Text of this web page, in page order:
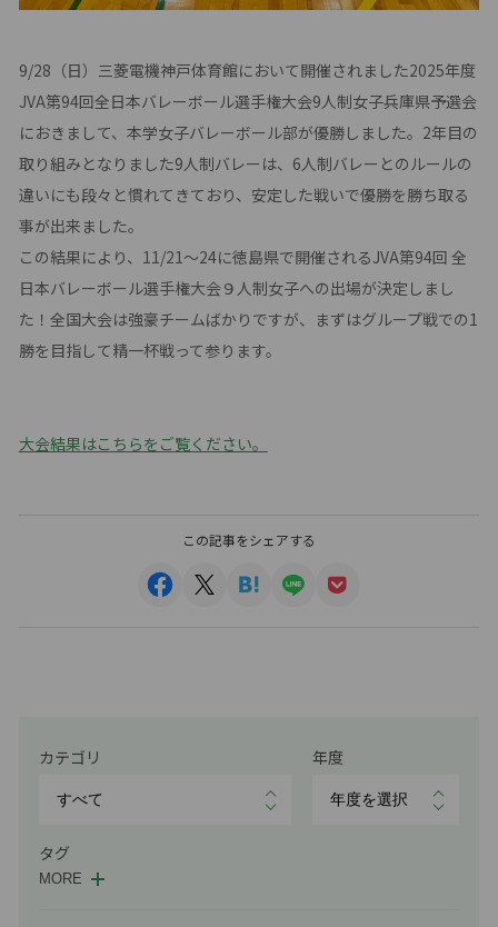
9/28（日）三菱電機神戸体育館において開催されました2025年度
JVA第94回全日本バレーボール選手権大会9人制女子兵庫県予選会
におきまして、本学女子バレーボール部が優勝しました。2年目の
取り組みとなりました9人制バレーは、6人制バレーとのルールの
違いにも段々と慣れてきており、安定した戦いで優勝を勝ち取る
事が出来ました。
この結果により、11/21〜24に徳島県で開催されるJVA第94回 全
⽇本バレーボール選⼿権⼤会９⼈制⼥⼦への出場が決定しまし
た！全国大会は強豪チームばかりですが、まずはグループ戦での1
勝を目指して精一杯戦って参ります。
大会結果はこちらをご覧ください。
この記事をシェアする
カテゴリ 年度
タグ
MORE